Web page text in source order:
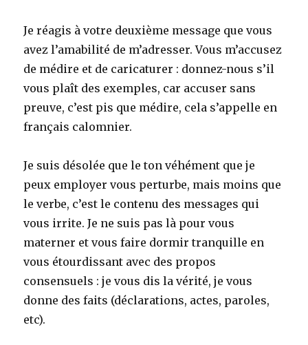
Je réagis à votre deuxième message que vous
avez l’amabilité de m’adresser. Vous m’accusez
de médire et de caricaturer : donnez-nous s’il
vous plaît des exemples, car accuser sans
preuve, c’est pis que médire, cela s’appelle en
français calomnier.
Je suis désolée que le ton véhément que je
peux employer vous perturbe, mais moins que
le verbe, c’est le contenu des messages qui
vous irrite. Je ne suis pas là pour vous
materner et vous faire dormir tranquille en
vous étourdissant avec des propos
consensuels : je vous dis la vérité, je vous
donne des faits (déclarations, actes, paroles,
etc).